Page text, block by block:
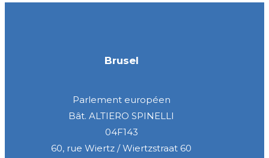
Brusel
Parlement européen
Bât. ALTIERO SPINELLI
04F143
60, rue Wiertz / Wiertzstraat 60